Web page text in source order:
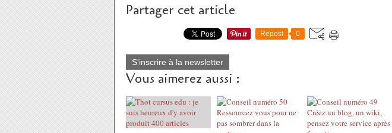
Partager cet article
Repost 0
S'inscrire à la newsletter
Vous aimerez aussi :